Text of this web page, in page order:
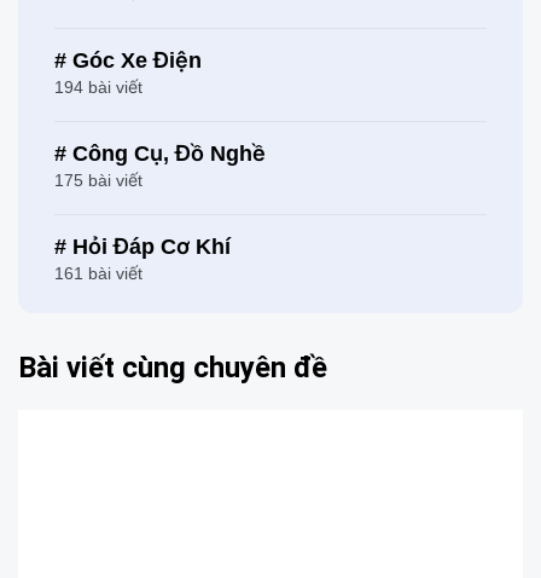
# Góc Xe Điện
194 bài viết
# Công Cụ, Đồ Nghề
175 bài viết
# Hỏi Đáp Cơ Khí
161 bài viết
Bài viết cùng chuyên đề